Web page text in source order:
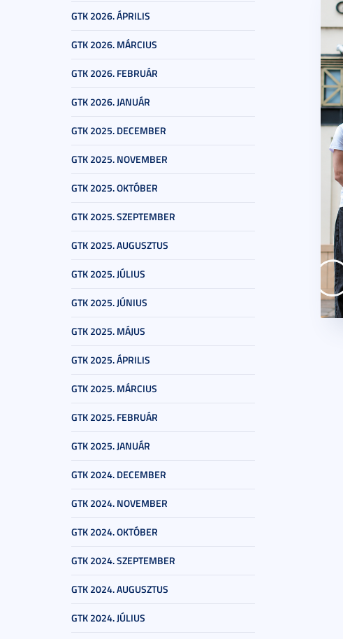
GTK 2026. ÁPRILIS
GTK 2026. MÁRCIUS
GTK 2026. FEBRUÁR
GTK 2026. JANUÁR
GTK 2025. DECEMBER
GTK 2025. NOVEMBER
GTK 2025. OKTÓBER
GTK 2025. SZEPTEMBER
GTK 2025. AUGUSZTUS
GTK 2025. JÚLIUS
GTK 2025. JÚNIUS
GTK 2025. MÁJUS
GTK 2025. ÁPRILIS
GTK 2025. MÁRCIUS
GTK 2025. FEBRUÁR
GTK 2025. JANUÁR
GTK 2024. DECEMBER
GTK 2024. NOVEMBER
GTK 2024. OKTÓBER
GTK 2024. SZEPTEMBER
GTK 2024. AUGUSZTUS
GTK 2024. JÚLIUS